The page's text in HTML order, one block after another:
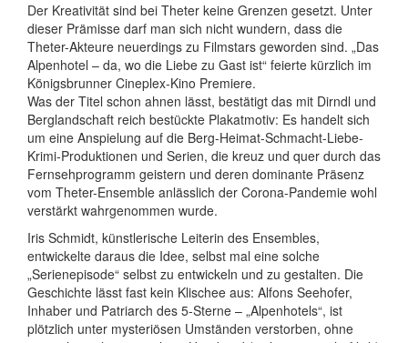
Der Kreativität sind bei Theter keine Grenzen gesetzt. Unter
dieser Prämisse darf man sich nicht wundern, dass die
Theter-Akteure neuerdings zu Filmstars geworden sind. „Das
Alpenhotel – da, wo die Liebe zu Gast ist“ feierte kürzlich im
Königsbrunner Cineplex-Kino Premiere.
Was der Titel schon ahnen lässt, bestätigt das mit Dirndl und
Berglandschaft reich bestückte Plakatmotiv: Es handelt sich
um eine Anspielung auf die Berg-Heimat-Schmacht-Liebe-
Krimi-Produktionen und Serien, die kreuz und quer durch das
Fernsehprogramm geistern und deren dominante Präsenz
vom Theter-Ensemble anlässlich der Corona-Pandemie wohl
verstärkt wahrgenommen wurde.
Iris Schmidt, künstlerische Leiterin des Ensembles,
entwickelte daraus die Idee, selbst mal eine solche
„Serienepisode“ selbst zu entwickeln und zu gestalten. Die
Geschichte lässt fast kein Klischee aus: Alfons Seehofer,
Inhaber und Patriarch des 5-Sterne – „Alpenhotels“, ist
plötzlich unter mysteriösen Umständen verstorben, ohne